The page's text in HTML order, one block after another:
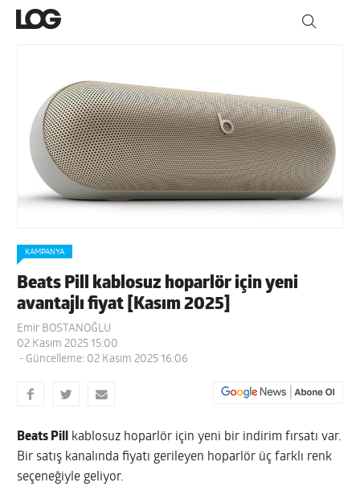
KAMPANYA
Beats Pill kablosuz hoparlör için yeni
avantajlı fiyat [Kasım 2025]
Emir BOSTANOĞLU
02 Kasım 2025 15:00
- Güncelleme: 02 Kasım 2025 16:06
Beats Pill
kablosuz hoparlör için yeni bir indirim fırsatı var.
Bir satış kanalında fiyatı gerileyen hoparlör üç farklı renk
seçeneğiyle geliyor.